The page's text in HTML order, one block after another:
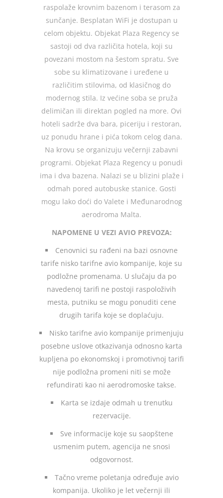
raspolaže krovnim bazenom i terasom za
sunčanje. Besplatan WiFi je dostupan u
celom objektu. Objekat Plaza Regency se
sastoji od dva različita hotela, koji su
povezani mostom na šestom spratu. Sve
sobe su klimatizovane i uređene u
različitim stilovima, od klasičnog do
modernog stila. Iz većine soba se pruža
delimičan ili direktan pogled na more. Ovi
hoteli sadrže dva bara, piceriju i restoran,
uz ponudu hrane i pića tokom celog dana.
Na krovu se organizuju večernji zabavni
programi. Objekat Plaza Regency u ponudi
ima i dva bazena. Nalazi se u blizini plaže i
odmah pored autobuske stanice. Gosti
mogu lako doći do Valete i Međunarodnog
aerodroma Malta.
NAPOMENE U VEZI AVIO PREVOZA:
Cenovnici su rađeni na bazi osnovne
tarife nisko tarifne avio kompanije, koje su
podložne promenama. U slučaju da po
navedenoj tarifi ne postoji raspoloživih
mesta, putniku se mogu ponuditi cene
drugih tarifa koje se doplaćuju.
Nisko tarifne avio kompanije primenjuju
posebne uslove otkazivanja odnosno karta
kupljena po ekonomskoj i promotivnoj tarifi
nije podložna promeni niti se može
refundirati kao ni aerodromoske takse.
Karta se izdaje odmah u trenutku
rezervacije.
Sve informacije koje su saopštene
usmenim putem, agencija ne snosi
odgovornost.
Tačno vreme poletanja određuje avio
kompanija. Ukoliko je let večernji ili